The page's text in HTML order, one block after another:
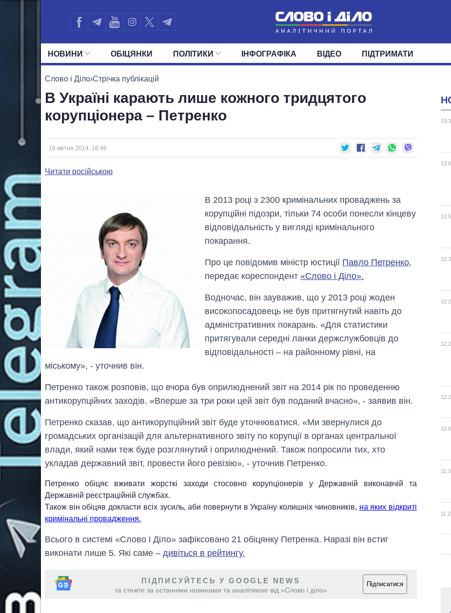
НОВИНИ
ПОЛІТИКА ЕКОНОМІКА СУСПІЛЬСТВО
ОБIЦЯНКИ ПОЛIТИКИ
УСІ ПОЛІТИКИ
ДЕПУТАТИ КОМІТЕТИ ФРАКЦІЇ
ІНФОГРАФІКА ВІДЕО ПІДТРИМАТИ
Слово і Діло›Стрічка публікацій
В Україні карають лише кожного тридцятого
корупціонера – Петренко
16 квітня 2014, 16:46
Читати російською
В 2013 році з 2300 кримінальних проваджень за
корупційні підозри, тільки 74 особи понесли кінцеву
відповідальність у вигляді кримінального
покарання.
Про це повідомив міністр юстиції Павло Петренко,
передає кореспондент «Слово і Діло».
Водночас, він зауважив, що у 2013 році жоден
високопосадовець не був притягнутий навіть до
адміністративних покарань. «Для статистики
притягували середні ланки держслужбовців до
відповідальності – на районному рівні, на
міському», - уточнив він.
Петренко також розповів, що вчора був оприлюднений звіт на 2014 рік по проведенню
антикорупційних заходів. «Вперше за три роки цей звіт був поданий вчасно», - заявив він.
Петренко сказав, що антикорупційний звіт буде уточнюватися. «Ми звернулися до
громадських організацій для альтернативного звіту по корупції в органах центральної
влади, який нами теж буде розглянутий і оприлюднений. Також попросили тих, хто
укладав державний звіт, провести його ревізію», - уточнив Петренко.
Петренко обіцяє вживати жорсткі заходи стосовно корупціонерів у Державній виконавчій та
Державній реєстраційній службах.
Також він обіцяв докласти всіх зусиль, аби повернути в Україну колишніх чиновників, на яких відкриті
кримінальні провадження.
Всього в системі «Слово і Діло» зафіксовано 21 обіцянку Петренка. Наразі він встиг
виконати лише 5. Які саме – дивіться в рейтингу.
ПІДПИСУЙТЕСЬ У GOOGLE NEWS
та стежте за останніми новинами та аналітикою від «Слово і діло»
Підписатися